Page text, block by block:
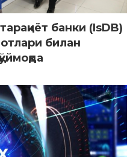
банки (IsDB)
билан